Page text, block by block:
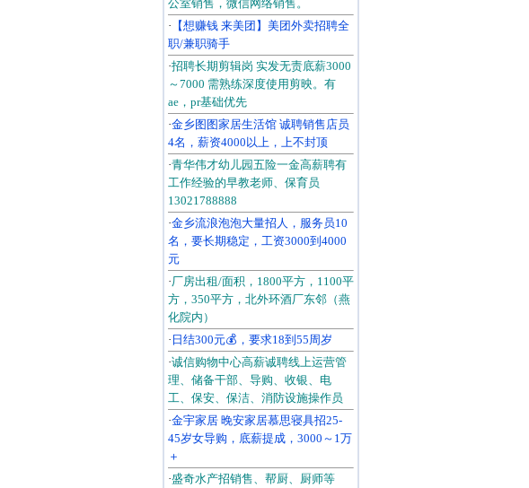
公室销售，微信网络销售。
· 【想赚钱 来美团】美团外卖招聘全
职/兼职骑手
·招聘长期剪辑岗 实发无责底薪3000
～7000 需熟练深度使用剪映。有
ae，pr基础优先
·金乡图图家居生活馆 诚聘销售店员
4名，薪资4000以上，上不封顶
·青华伟才幼儿园五险一金高薪聘有
工作经验的早教老师、保育员
13021788888
·金乡流浪泡泡大量招人，服务员10
名，要长期稳定，工资3000到4000
元
·厂房出租/面积，1800平方，1100平
方，350平方，北外环酒厂东邻（燕
化院内）
· 日结300元💰，要求18到55周岁
·诚信购物中心高薪诚聘线上运营管
理、储备干部、导购、收银、电
工、保安、保洁、消防设施操作员
·金宇家居 晚安家居慕思寝具招25-
45岁女导购，底薪提成，3000～1万
＋
·盛奇水产招销售、帮厨、厨师等